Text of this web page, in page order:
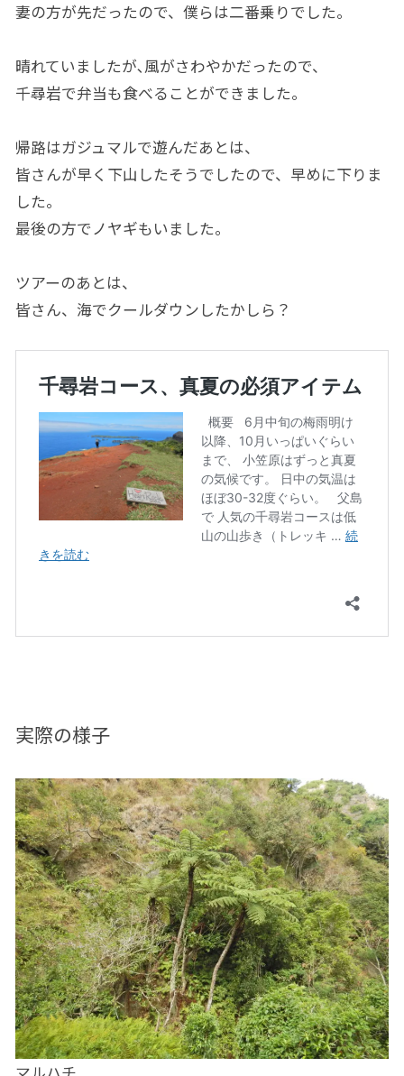
妻の方が先だったので、僕らは二番乗りでした。
晴れていましたが､風がさわやかだったので、
千尋岩で弁当も食べることができました。
帰路はガジュマルで遊んだあとは、
皆さんが早く下山したそうでしたので、早めに下りま
した。
最後の方でノヤギもいました。
ツアーのあとは、
皆さん、海でクールダウンしたかしら？
実際の様子